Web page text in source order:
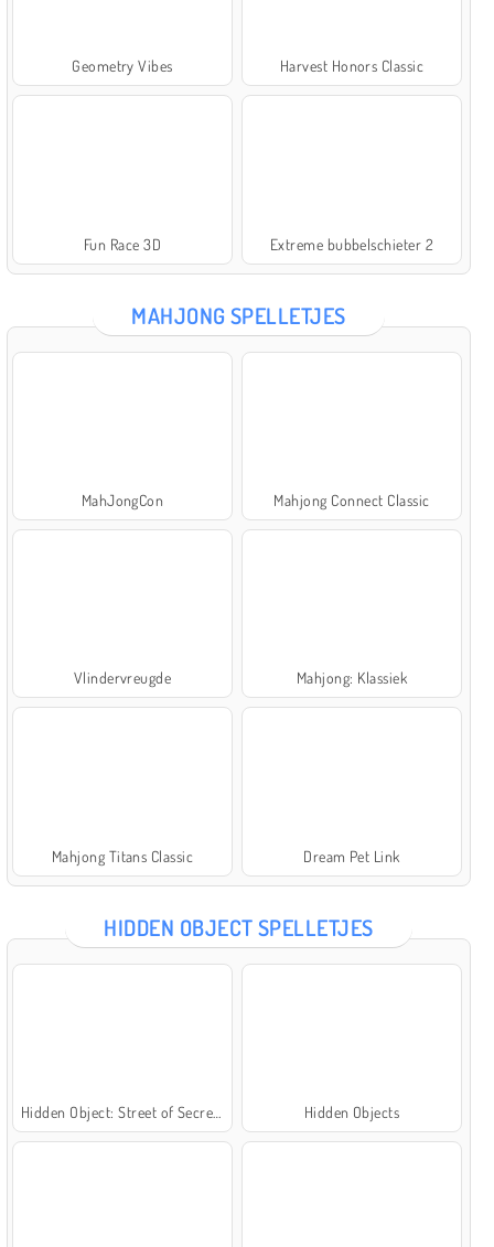
Geometry Vibes Harvest Honors Classic
Fun Race 3D Extreme bubbelschieter 2
MAHJONG SPELLETJES
MahJongCon Mahjong Connect Classic
Vlindervreugde Mahjong: Klassiek
Mahjong Titans Classic Dream Pet Link
HIDDEN OBJECT SPELLETJES
Hidden Objects